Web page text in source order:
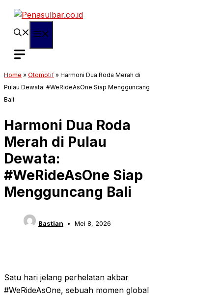
Langsung
Home » Otomotif » Harmoni Dua Roda Merah di
Pulau Dewata: #WeRideAsOne Siap Mengguncang
Bali
Harmoni Dua Roda
Merah di Pulau
Dewata:
#WeRideAsOne Siap
Mengguncang Bali
Bastian Mei 8, 2026
Satu hari jelang perhelatan akbar
#WeRideAsOne, sebuah momen global